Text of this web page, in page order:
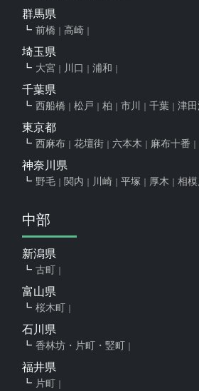
群馬県
前橋 高崎
埼玉県
大宮 川口 浦和
千葉県
西船橋 松戸 柏 市川 千葉 津
東京都
西麻布 花壇街 六本木 麻布十番
神奈川県
野毛 関内 川崎 平塚 厚木 相
中部
新潟県
古町
富山県
桜木町
石川県
香林坊・片町・竪町
福井県
片町